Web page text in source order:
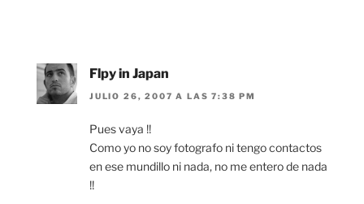
Flpy in Japan
JULIO 26, 2007 A LAS 7:38 PM
Pues vaya !!
Como yo no soy fotografo ni tengo contactos
en ese mundillo ni nada, no me entero de nada
!!